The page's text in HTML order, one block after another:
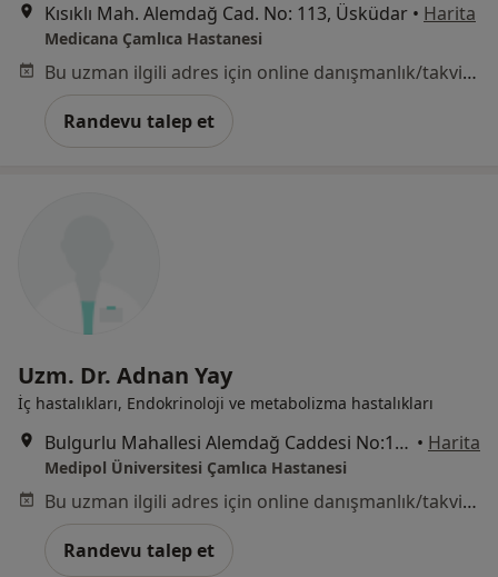
Kısıklı Mah. Alemdağ Cad. No: 113, Üsküdar • Harita
Medicana Çamlıca Hastanesi
Bu uzman ilgili adres için online danışmanlık/takvim sunmuyor.
Randevu talep et
Uzm. Dr. Adnan Yay
İç hastalıkları, Endokrinoloji ve metabolizma hastalıkları
Bulgurlu Mahallesi Alemdağ Caddesi No:100, Üsküdar • Harita
Medipol Üniversitesi Çamlıca Hastanesi
Bu uzman ilgili adres için online danışmanlık/takvim sunmuyor.
Randevu talep et